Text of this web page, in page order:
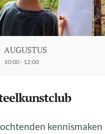
AUGUSTUS
10:00 - 12:00
kennismaken